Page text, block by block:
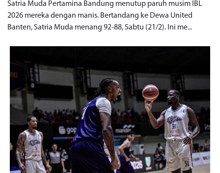
Satria Muda Pertamina Bandung menutup paruh musim IBL
2026 mereka dengan manis. Bertandang ke Dewa United
Banten, Satria Muda menang 92-88, Sabtu (21/2). Ini me...